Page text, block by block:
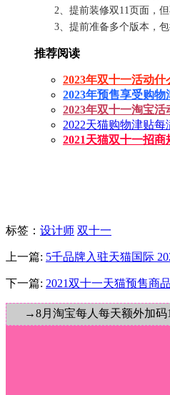
2、提前装修双11页面，但
3、提前准备多个版本，包
推荐阅读
2023年双十一活动
2023年预售享受购
2023年双十一淘宝
2022天猫购物津贴每
2021天猫双十一招
标签 ： 设计师 双十一
上一篇: 5千品牌入驻天猫国际
下一篇: 2021双十一天猫预售商
→8月淘宝每人每天额外加码